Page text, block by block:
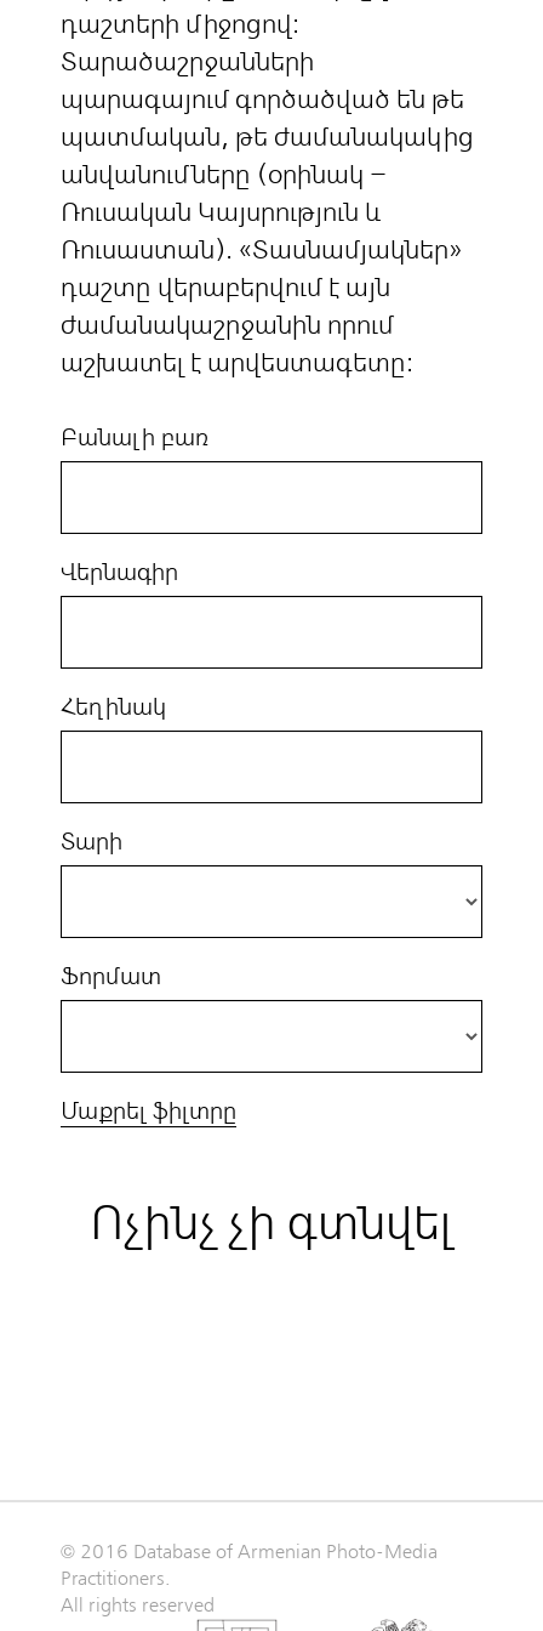
դաշտերի միջոցով:
Տարածաշրջանների
պարագայում գործածված են թե
պատմական, թե ժամանակակից
անվանումները (օրինակ –
Ռուսական Կայսրություն և
Ռուսաստան). «Տասնամյակներ»
դաշտը վերաբերվում է այն
ժամանակաշրջանին որում
աշխատել է արվեստագետը:
Բանալի բառ
Վերնագիր
Հեղինակ
Տարի
Ֆորմատ
Մաքրել ֆիլտրը
Ոչինչ չի գտնվել
© 2016 Database of Armenian Photo-Media
Practitioners.
All rights reserved